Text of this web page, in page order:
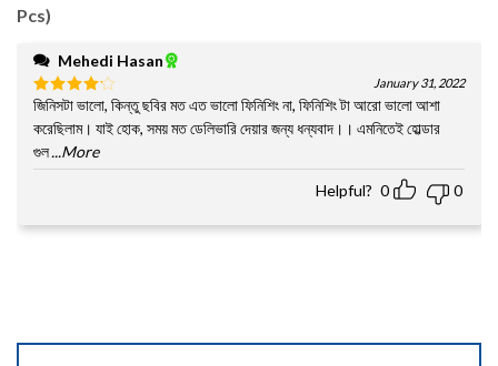
Pcs)
Mehedi Hasan
Rated4
out of 5
January 31, 2022
জিনিসটা ভালো, কিন্তু ছবির মত এত ভালো ফিনিশিং না, ফিনিশিং টা আরো ভালো আশা
করেছিলাম। যাই হোক, সময় মত ডেলিভারি দেয়ার জন্য ধন্যবাদ।। এমনিতেই হোল্ডার
গুল...More
Helpful? 0 0